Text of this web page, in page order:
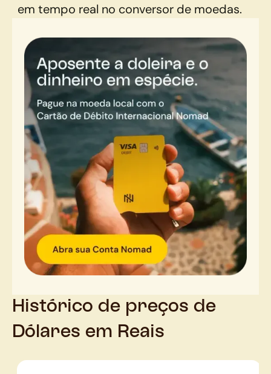
em tempo real no conversor de moedas.
Histórico de preços de
Dólares em Reais